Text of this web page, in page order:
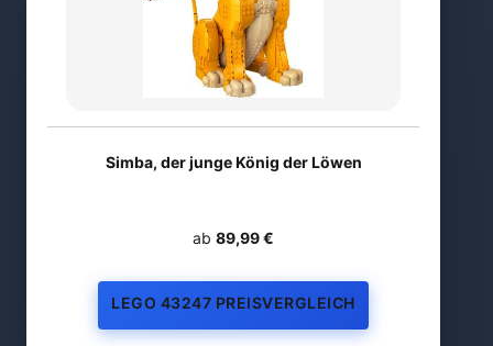
Simba, der junge König der Löwen
ab 89,99 €
LEGO 43247 PREISVERGLEICH